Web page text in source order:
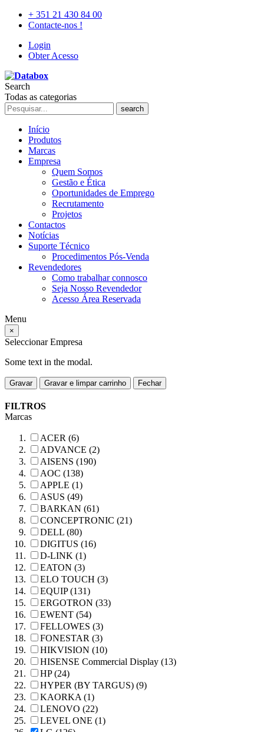
+ 351 21 430 84 00
Contacte-nos !
Login
Obter Acesso
Search
Todas as categorias
search
Início
Produtos
Marcas
Empresa
Quem Somos
Gestão e Ética
Oportunidades de Emprego
Recrutamento
Projetos
Contactos
Notícias
Suporte Técnico
Procedimentos Pós-Venda
Revendedores
Como trabalhar connosco
Seja Nosso Revendedor
Acesso Área Reservada
Menu
×
Seleccionar Empresa
Some text in the modal.
Gravar Gravar e limpar carrinho Fechar
FILTROS
Marcas
ACER (6)
ADVANCE (2)
AISENS (190)
AOC (138)
APPLE (1)
ASUS (49)
BARKAN (61)
CONCEPTRONIC (21)
DELL (80)
DIGITUS (16)
D-LINK (1)
EATON (3)
ELO TOUCH (3)
EQUIP (131)
ERGOTRON (33)
EWENT (54)
FELLOWES (3)
FONESTAR (3)
HIKVISION (10)
HISENSE Commercial Display (13)
HP (24)
HYPER (BY TARGUS) (9)
KAORKA (1)
LENOVO (22)
LEVEL ONE (1)